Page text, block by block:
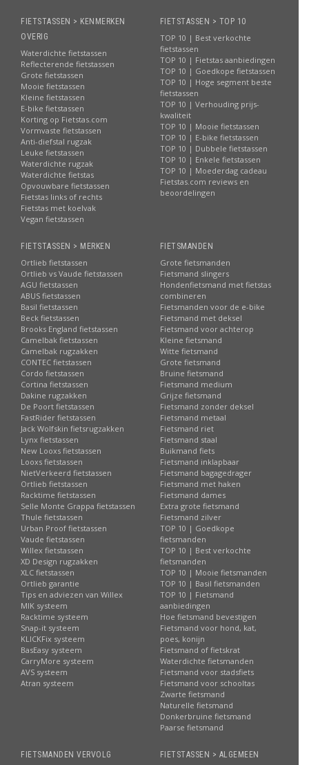
FIETSTASSEN > KENMERKEN
OVERIG
Waterdichte fietstassen
Reflecterende fietstassen
Grote fietstassen
Mooie fietstassen
Kleine fietstassen
E-bike fietstassen
Korting op Fietstas.com
Vormvaste fietstassen
Anti-diefstal rugzak
Leuke fietstassen
Waterdichte rugzak
Waterdichte fietstas
Opvouwbare fietstassen
Fietstas links of rechts
Fietstas met koelvak
Vegan fietstassen
FIETSTASSEN > TOP 10
TOP 10 | Best verkochte
fietstassen
TOP 10 | Fietstas aanbiedingen
TOP 10 | Goedkope fietstassen
TOP 10 | Hoge segment beste
fietstassen
TOP 10 | Verhouding prijs-
kwaliteit
TOP 10 | Mooie fietstassen
TOP 10 | E-bike fietstassen
TOP 10 | Dubbele fietstassen
TOP 10 | Enkele fietstassen
TOP 10 | Moederdag cadeau
Fietstas.com reviews en
beoordelingen
FIETSTASSEN > MERKEN
Ortlieb fietstassen
Ortlieb vs Vaude fietstassen
AGU fietstassen
ABUS fietstassen
Basil fietstassen
Beck fietstassen
Brooks England fietstassen
Camelbak fietstassen
Camelbak rugzakken
CONTEC fietstassen
Cordo fietstassen
Cortina fietstassen
Dakine rugzakken
De Poort fietstassen
FastRider fietstassen
Jack Wolfskin fietsrugzakken
Lynx fietstassen
New Looxs fietstassen
Looxs fietstassen
NietVerkeerd fietstassen
Ortlieb fietstassen
Racktime fietstassen
Selle Monte Grappa fietstassen
Thule fietstassen
Urban Proof fietstassen
Vaude fietstassen
Willex fietstassen
XD Design rugzakken
XLC fietstassen
Ortlieb garantie
Tips en adviezen van Willex
MIK systeem
Racktime systeem
Snap-it systeem
KLICKFix systeem
BasEasy systeem
CarryMore systeem
AVS systeem
Atran systeem
FIETSMANDEN
Grote fietsmanden
Fietsmand slingers
Hondenfietsmand met fietstas
combineren
Fietsmanden voor de e-bike
Fietsmand met deksel
Fietsmand voor achterop
Kleine fietsmand
Witte fietsmand
Grote fietsmand
Bruine fietsmand
Fietsmand medium
Grijze fietsmand
Fietsmand zonder deksel
Fietsmand metaal
Fietsmand riet
Fietsmand staal
Buikmand fiets
Fietsmand inklapbaar
Fietsmand bagagedrager
Fietsmand met haken
Fietsmand dames
Extra grote fietsmand
Fietsmand zilver
TOP 10 | Goedkope
fietsmanden
TOP 10 | Best verkochte
fietsmanden
TOP 10 | Mooie fietsmanden
TOP 10 | Basil fietsmanden
TOP 10 | Fietsmand
aanbiedingen
Hoe fietsmand bevestigen
Fietsmand voor hond, kat,
poes, konijn
Fietsmand of fietskrat
Waterdichte fietsmanden
Fietsmand voor stadsfiets
Fietsmand voor schooltas
Zwarte fietsmand
Naturelle fietsmand
Donkerbruine fietsmand
Paarse fietsmand
FIETSMANDEN VERVOLG FIETSTASSEN > ALGEMEEN